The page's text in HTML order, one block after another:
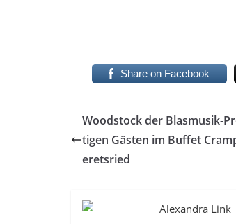
Share on Facebook
Woodstock der Blasmusik-
tigen Gästen im Buffet
eretsried
Alexandra Link